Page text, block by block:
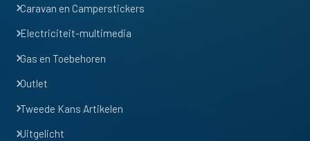
Caravan en Camperstickers
Electriciteit-multimedia
Gas en Toebehoren
Outlet
Tweede Kans Artikelen
Uitgelicht